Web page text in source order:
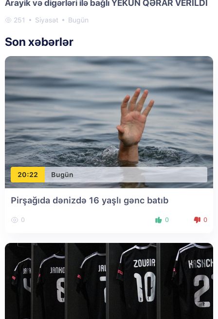
Arayik və digərləri ilə bağlı YEKUN QƏRAR VERİLDİ
251 Siyasət Bugün
Son xəbərlər
20:22 Bugün
Pirşağıda dənizdə 16 yaşlı gənc batıb
0 0 0